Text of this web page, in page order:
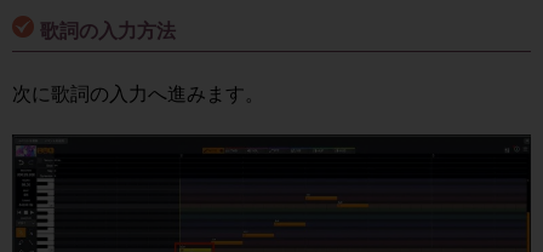
ー
プ
レ
ー
ー
歌詞の入力方法
次に歌詞の入力へ進みます。